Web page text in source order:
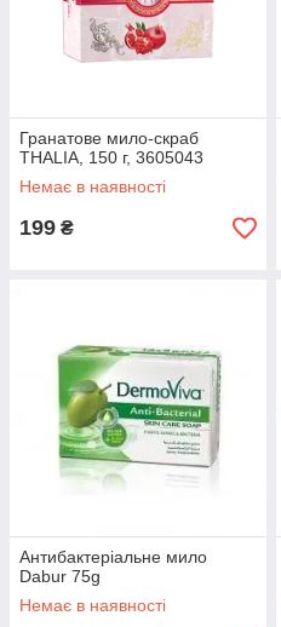
Гранатове мило-скраб
THALIA, 150 г, 3605043
Немає в наявності
199 ₴
Антибактеріальне мило
Dabur 75g
Немає в наявності